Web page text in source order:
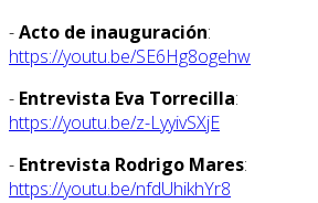
-Acto de inauguración:
https://youtu.be/SE6Hg8ogehw
- Entrevista Eva Torrecilla:
https://youtu.be/z-LyyivSXjE
- Entrevista Rodrigo Mares:
https://youtu.be/nfdUhikhYr8